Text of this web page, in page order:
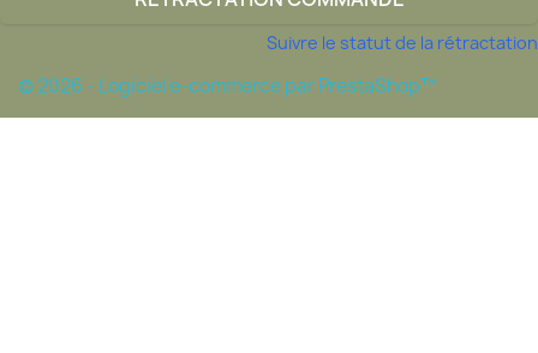
Suivre le statut de la rétractation
© 2026 - Logiciel e-commerce par PrestaShop™